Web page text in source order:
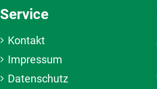
Service
Kontakt
Impressum
Datenschutz